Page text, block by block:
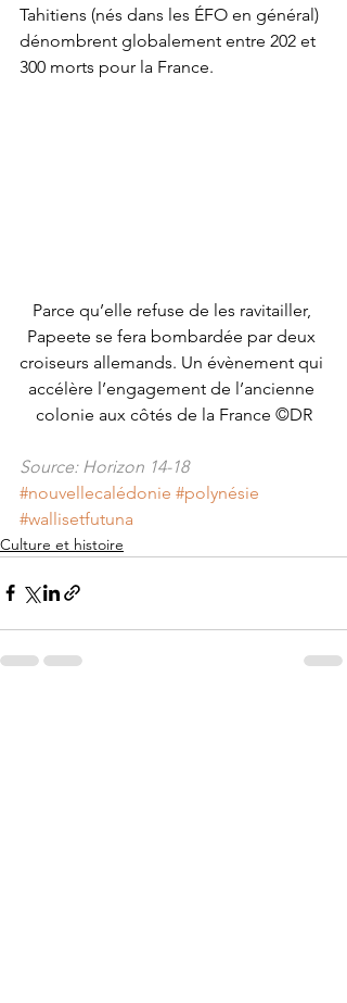
Tahitiens (nés dans les ÉFO en général)
dénombrent globalement entre 202 et
300 morts pour la France.
Parce qu’elle refuse de les ravitailler,
Papeete se fera bombardée par deux
croiseurs allemands. Un évènement qui
accélère l’engagement de l’ancienne
colonie aux côtés de la France ©DR
Source: Horizon 14-18
#nouvellecalédonie #polynésie
#wallisetfutuna
Culture et histoire